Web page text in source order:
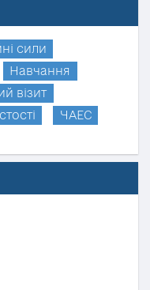
сили
Навчання
візит
ЧАЕС